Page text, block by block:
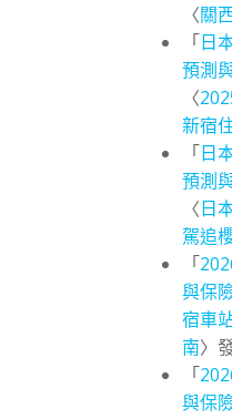
〈關
「日
預測
〈
新宿
「日
預測
〈日
駕追
「
與保
宿車
南〉
「
與保